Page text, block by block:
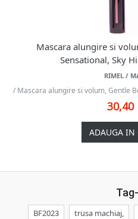
Mascara alungire si
Sensational, Sky
RIMEL /
/ Mascara alungire si volum, Gentle
30,40
ADAUGA IN
BF2023 trusa machiaj,